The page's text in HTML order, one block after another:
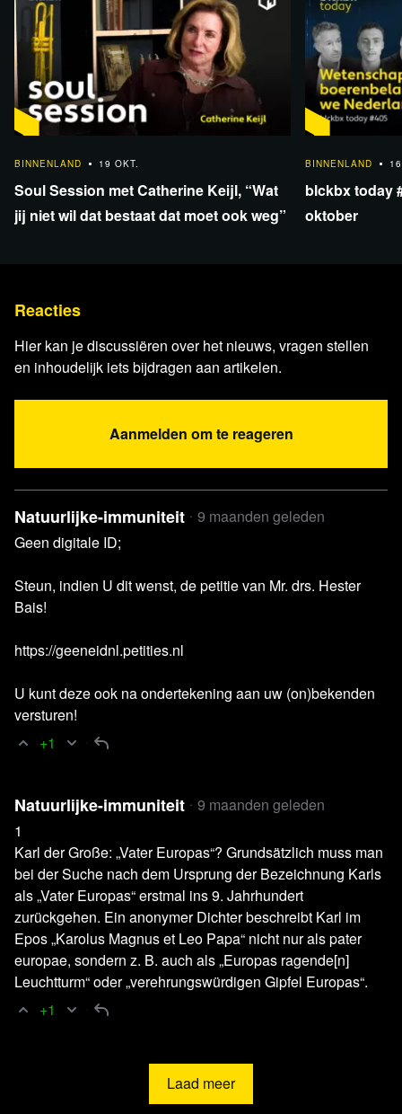
BINNENLAND
19 OKT.
Soul Session met Catherine Keijl, “Wat
jij niet wil dat bestaat dat moet ook weg”
BINNENLAND
blckbx today
oktober
Reacties
Hier kan je discussiëren over het nieuws, vragen stellen
en inhoudelijk iets bijdragen aan artikelen.
Aanmelden om te reageren
Natuurlijke-immuniteit
9 maanden geleden
Geen digitale ID;
Steun, indien U dit wenst, de petitie van Mr. drs. Hester
Bais!
https://geeneidnl.petities.nl
U kunt deze ook na ondertekening aan uw (on)bekenden
versturen!
+1
Natuurlijke-immuniteit
9 maanden geleden
1
Karl der Große: „Vater Europas“? Grundsätzlich muss man
bei der Suche nach dem Ursprung der Bezeichnung Karls
als „Vater Europas“ erstmal ins 9. Jahrhundert
zurückgehen. Ein anonymer Dichter beschreibt Karl im
Epos „Karolus Magnus et Leo Papa“ nicht nur als pater
europae, sondern z. B. auch als „Europas ragende[n]
Leuchtturm“ oder „verehrungswürdigen Gipfel Europas“.
+1
Laad meer